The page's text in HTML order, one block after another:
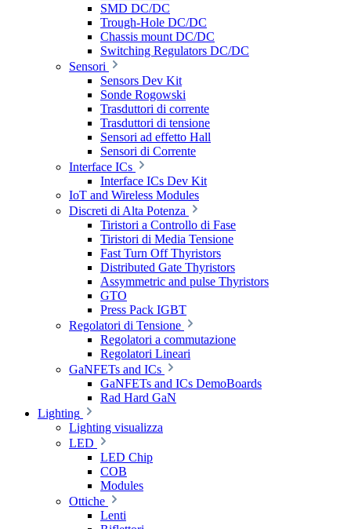
SMD DC/DC
Trough-Hole DC/DC
Chassis mount DC/DC
Switching Regulators DC/DC
Sensori
Sensors Dev Kit
Sonde Rogowski
Trasduttori di corrente
Trasduttori di tensione
Sensori ad effetto Hall
Sensori di Corrente
Interface ICs
Interface ICs Dev Kit
IoT and Wireless Modules
Discreti di Alta Potenza
Tiristori a Controllo di Fase
Tiristori di Media Tensione
Fast Turn Off Thyristors
Distributed Gate Thyristors
Assymmetric and pulse Thyristors
GTO
Press Pack IGBT
Regolatori di Tensione
Regolatori a commutazione
Regolatori Lineari
GaNFETs and ICs
GaNFETs and ICs DemoBoards
Rad Hard GaN
Lighting
Lighting visualizza
LED
LED Chip
COB
Modules
Ottiche
Lenti